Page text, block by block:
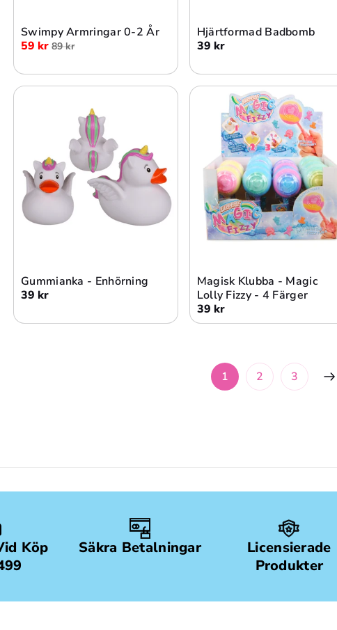
Swimpy Armringar 0-2 År
59 kr 89 kr
Hjärtformad Badbomb
39 kr
Gummianka - Enhörning
39 kr
Magisk Klubba - Magic
Lolly Fizzy - 4 Färger
39 kr
1 2 3
Köp
Säkra Betalningar
Licensierade
Produkter